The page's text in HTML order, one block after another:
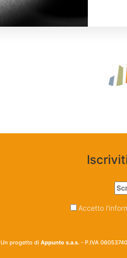
Accetto
Un progetto di Appunto s.a.s. - P.IVA